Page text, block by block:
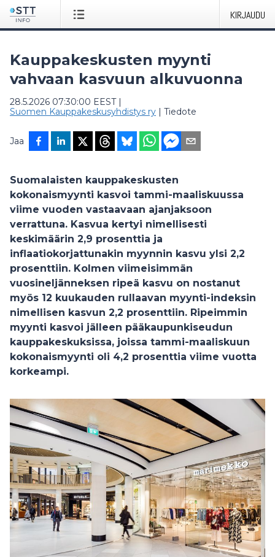
KIRJAUDU
Kauppakeskusten myynti
vahvaan kasvuun alkuvuonna
28.5.2026 07:30:00 EEST|
Suomen Kauppakeskusyhdistys ry | Tiedote
Jaa
Suomalaisten kauppakeskusten
kokonaismyynti kasvoi tammi-maaliskuussa
viime vuoden vastaavaan ajanjaksoon
verrattuna. Kasvua kertyi nimellisesti
keskimäärin 2,9 prosenttia ja
inflaatiokorjattunakin myynnin kasvu ylsi 2,2
prosenttiin. Kolmen viimeisimmän
vuosineljänneksen ripeä kasvu on nostanut
myös 12 kuukauden rullaavan myynti-indeksin
nimellisen kasvun 2,2 prosenttiin. Ripeimmin
myynti kasvoi jälleen pääkaupunkiseudun
kauppakeskuksissa, joissa tammi-maaliskuun
kokonaismyynti oli 4,2 prosenttia viime vuotta
korkeampi.